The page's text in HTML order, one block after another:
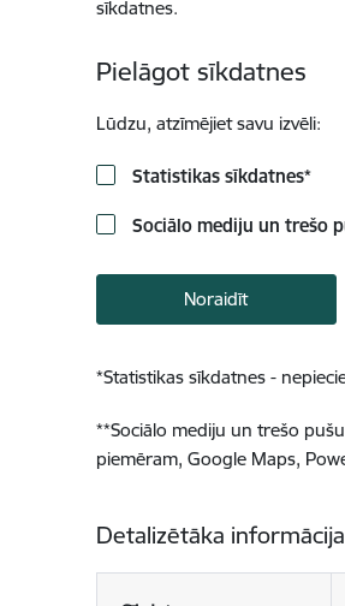
sīkdatnes.
Pielāgot sīkdatnes
Lūdzu, atzīmējiet savu izvēli:
Statistikas sīkdatnes*
Sociālo mediju un trešo
Noraidīt
*Statistikas sīkdatnes -
**Sociālo mediju un trešo
piemēram, Google Maps,
Detalizētāka